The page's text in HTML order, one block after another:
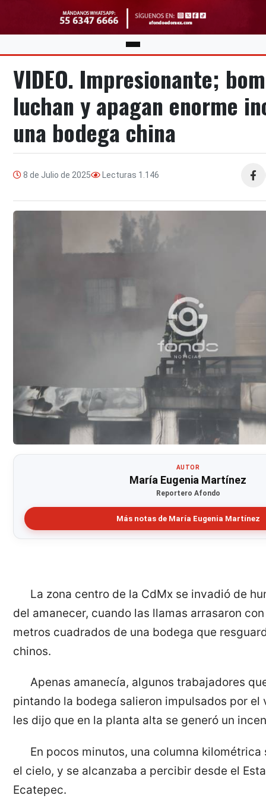
VIDEO. Impresionante;
luchan y apagan enorme
una bodega china
8 de Julio de 2025 Lecturas 1.146
AUTOR
María Eugenia Martínez
Reportero Afondo
Más notas de María Eugenia Martínez
La zona centro de la CdMx se invadió de
del amanecer, cuando las llamas arrasaron
metros cuadrados de una bodega que
chinos.
Apenas amanecía, algunos trabajadores
pintando la bodega salieron impulsados por el
les dijo que en la planta alta se generó un
En pocos minutos, una columna
el cielo, y se alcanzaba a percibir desde el
Ecatepec.